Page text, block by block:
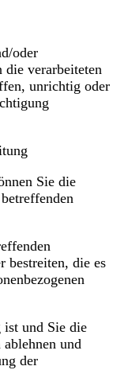
oder
die verarbeiteten
unrichtig oder
Sie die
bestreiten, die es
ist und Sie die
ablehnen und
der